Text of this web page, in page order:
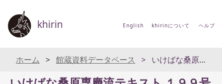
khirin English khirinについて ヘルプ
ホーム 館蔵資料データベース いけばな桑原専慶流テキスト １９９号